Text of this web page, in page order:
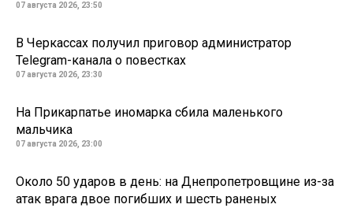
07 августа 2026, 23:50
В Черкассах получил приговор администратор
Telegram-канала о повестках
07 августа 2026, 23:30
На Прикарпатье иномарка сбила маленького
мальчика
07 августа 2026, 23:00
Около 50 ударов в день: на Днепропетровщине из-за
атак врага двое погибших и шесть раненых